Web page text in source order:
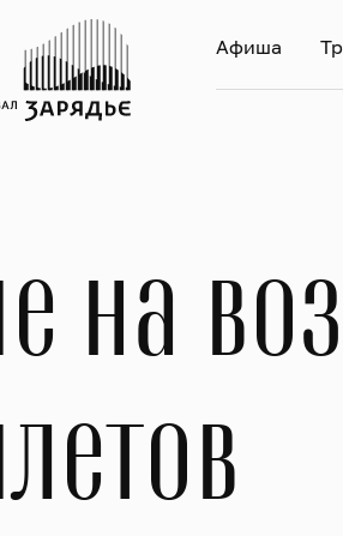
Афиша
на